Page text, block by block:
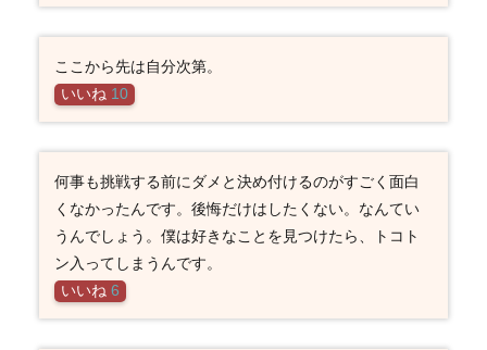
ここから先は自分次第。
いいね 10
何事も挑戦する前にダメと決め付けるのがすごく面白
くなかったんです。後悔だけはしたくない。なんてい
うんでしょう。僕は好きなことを見つけたら、トコト
ン入ってしまうんです。
いいね 6